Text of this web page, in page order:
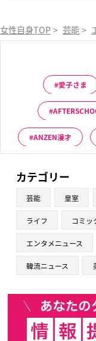
女性自身TOP > 芸能 >
愛子さま
ANZEN漫才
カテゴリー
芸能 皇室
ライフ コミッ
エンタメニュース
韓流ニュース